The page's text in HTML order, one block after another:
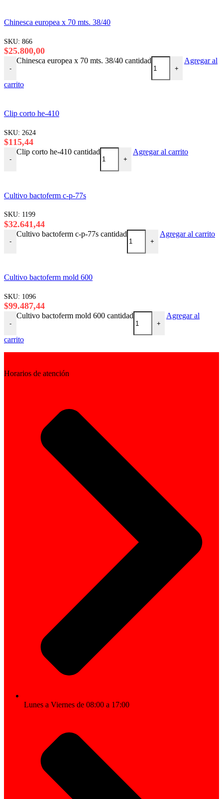
Chinesca europea x 70 mts. 38/40
SKU: 866
$25.800,00
-
Chinesca europea x 70 mts. 38/40 cantidad
+
Agregar al
carrito
Clip corto he-410
SKU: 2624
$115,44
-
Clip corto he-410 cantidad
+
Agregar al carrito
Cultivo bactoferm c-p-77s
SKU: 1199
$32.641,44
-
Cultivo bactoferm c-p-77s cantidad
+
Agregar al carrito
Cultivo bactoferm mold 600
SKU: 1096
$99.487,44
-
Cultivo bactoferm mold 600 cantidad
+
Agregar al
carrito
Horarios de atención
Lunes a Viernes de 08:00 a 17:00